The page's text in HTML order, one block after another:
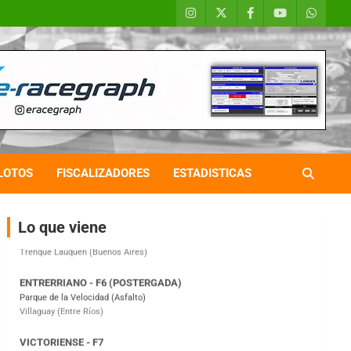
FISCALIZADORES ESTADISTICAS
Lo que viene
COBERTURA ESPECIAL DE E-KART.COM.AR
08/09-AGO
IAME SERIES ARGENTINA 6
Ramiro Tot (Asfalto)
Trenque Lauquen (Buenos Aires)
ENTRERRIANO - F6 (POSTERGADA)
Villaguay (Entre Ríos)
VICTORIENSE - F7
Victoria (Entre Ríos)